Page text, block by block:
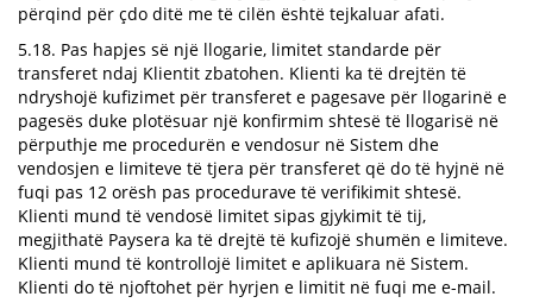
përqind për çdo ditë me të cilën është tejkaluar afati.
5.18. Pas hapjes së një llogarie, limitet standarde për
transferet ndaj Klientit zbatohen. Klienti ka të drejtën të
ndryshojë kufizimet për transferet e pagesave për llogarinë e
pagesës duke plotësuar një konfirmim shtesë të llogarisë në
përputhje me procedurën e vendosur në Sistem dhe
vendosjen e limiteve të tjera për transferet që do të hyjnë në
fuqi pas 12 orësh pas procedurave të verifikimit shtesë.
Klienti mund të vendosë limitet sipas gjykimit të tij,
megjithatë Paysera ka të drejtë të kufizojë shumën e limiteve.
Klienti mund të kontrollojë limitet e aplikuara në Sistem.
Klienti do të njoftohet për hyrjen e limitit në fuqi me e-mail.